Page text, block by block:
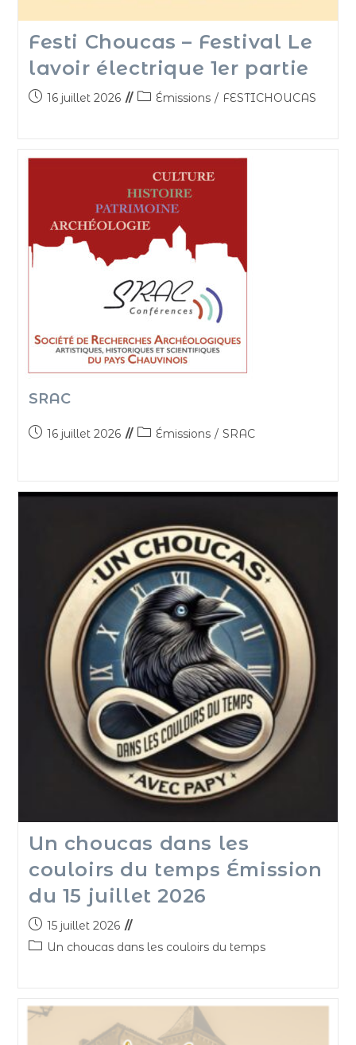
Festi Choucas – Festival Le
lavoir électrique 1er partie
16 juillet 2026 Émissions / FESTICHOUCAS
SRAC
16 juillet 2026 Émissions / SRAC
Un choucas dans les
couloirs du temps Émission
du 15 juillet 2026
15 juillet 2026
Un choucas dans les couloirs du temps